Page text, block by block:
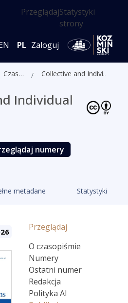
PrzeglądajStatystyki
strony
PL Zaloguj
Czasopisma Collective and Individual Decisions
Individual
numery
metadane Statystyki
Przeglądaj
O czasopiśmie
Numery
Ostatni numer
Redakcja
Polityka AI